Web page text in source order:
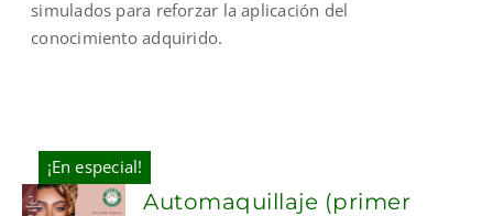
simulados para reforzar la aplicación del
conocimiento adquirido.
¡En especial!
Automaquillaje (primer